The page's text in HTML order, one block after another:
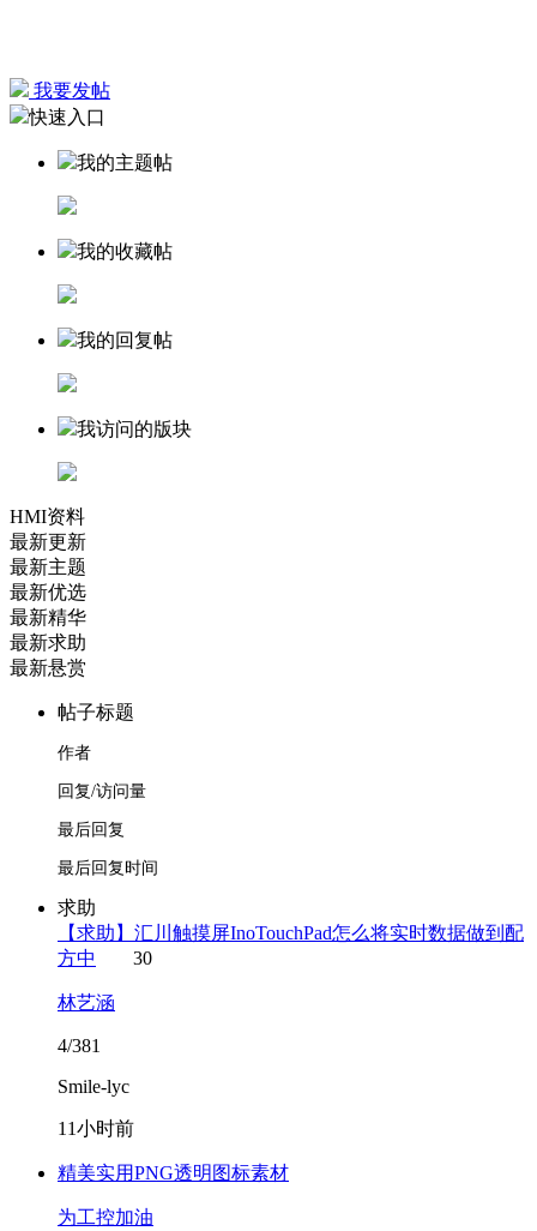
我要发帖
快速入口
我的主题帖
我的收藏帖
我的回复帖
我访问的版块
HMI资料
最新更新
最新主题
最新优选
最新精华
最新求助
最新悬赏
帖子标题
作者
回复/访问量
最后回复
最后回复时间
求助
【求助】汇川触摸屏InoTouchPad怎么将实时数据做到配
方中
30
林艺涵
4/381
Smile-lyc
11小时前
精美实用PNG透明图标素材
为工控加油